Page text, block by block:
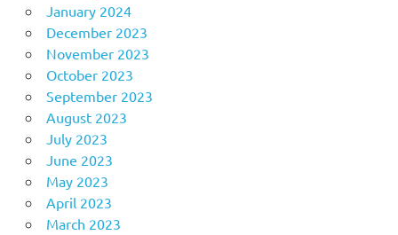
January 2024
December 2023
November 2023
October 2023
September 2023
August 2023
July 2023
June 2023
May 2023
April 2023
March 2023